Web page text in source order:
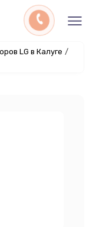
LG в Калуге /